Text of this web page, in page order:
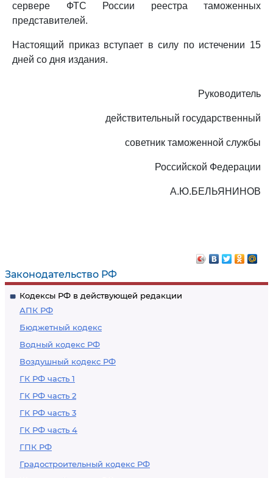
Законодательство РФ
Кодексы РФ в действующей редакции
АПК РФ
Бюджетный кодекс
Водный кодекс РФ
Воздушный кодекс РФ
ГК РФ часть 1
ГК РФ часть 2
ГК РФ часть 3
ГК РФ часть 4
ГПК РФ
Градостроительный кодекс РФ
сервере ФТС России реестра таможенных
представителей.
Настоящий приказ вступает в силу по истечении 15
дней со дня издания.
Руководитель
действительный государственный
советник таможенной службы
Российской Федерации
А.Ю.БЕЛЬЯНИНОВ